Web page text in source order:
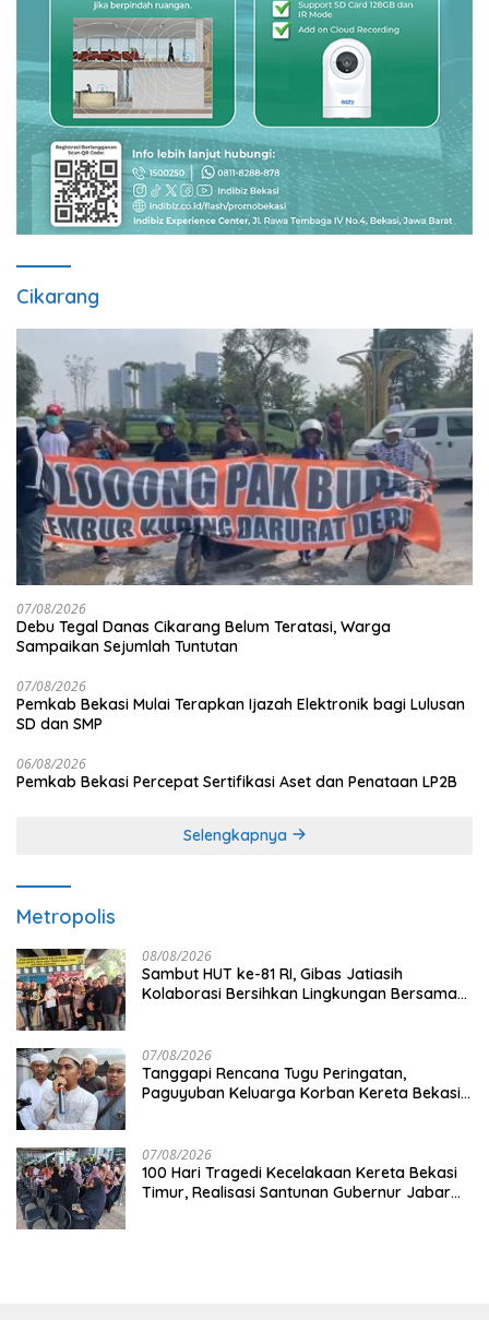
Cikarang
07/08/2026
Debu Tegal Danas Cikarang Belum Teratasi, Warga
Sampaikan Sejumlah Tuntutan
07/08/2026
Pemkab Bekasi Mulai Terapkan Ijazah Elektronik bagi Lulusan
SD dan SMP
06/08/2026
Pemkab Bekasi Percepat Sertifikasi Aset dan Penataan LP2B
Selengkapnya
Metropolis
08/08/2026
Sambut HUT ke-81 RI, Gibas Jatiasih
Kolaborasi Bersihkan Lingkungan Bersama
07/08/2026
Tanggapi Rencana Tugu Peringatan,
Paguyuban Keluarga Korban Kereta Bekasi
07/08/2026
100 Hari Tragedi Kecelakaan Kereta Bekasi
Timur, Realisasi Santunan Gubernur Jabar